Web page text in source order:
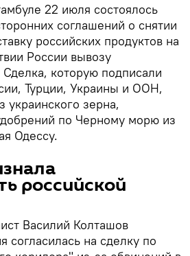
22 июля состоялось
соглашений о снятии
российских продуктов на
России вывозу
Сделка, которую подписали
Турции, Украины и ООН,
украинского зерна,
по Черному морю из
Одессу.
российской
Василий Колташов
согласилась на сделку по